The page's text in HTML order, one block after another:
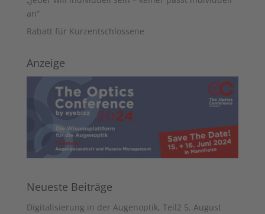
an“
Rabatt für Kurzentschlossene
Anzeige
Neueste Beiträge
Digitalisierung in der Augenoptik, Teil2 5. August